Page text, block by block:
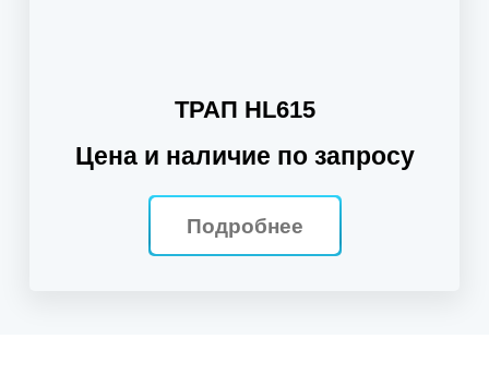
ТРАП HL615
Цена и наличие по запросу
Подробнее